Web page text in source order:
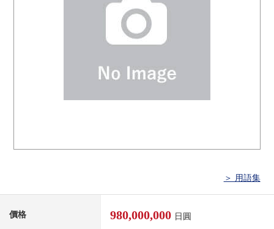
＞ 用語集
價格 980,000,000 日圓